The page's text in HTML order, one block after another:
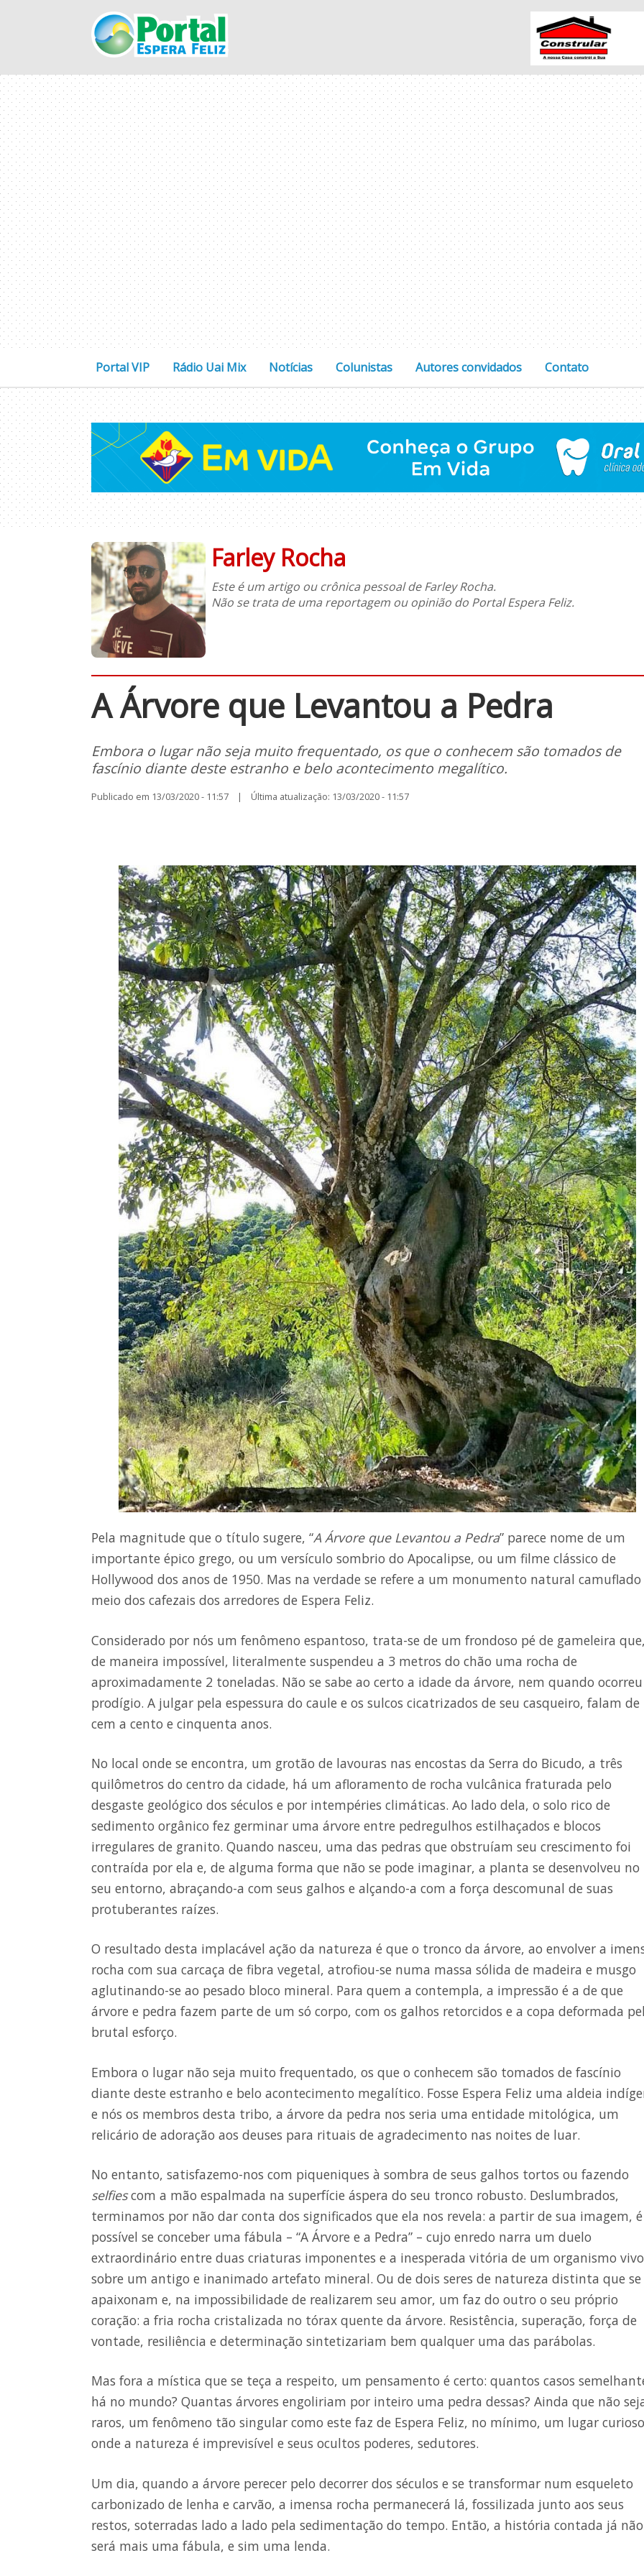
Portal VIP Rádio Uai Mix Notícias Colunistas Autores convidados Contato
Farley Rocha
Este é um artigo ou crônica pessoal de Farley Rocha.
Não se trata de uma reportagem ou opinião do Portal Espera Feliz.
A Árvore que Levantou a Pedra
Embora o lugar não seja muito frequentado, os que o conhecem são tomados de
fascínio diante deste estranho e belo acontecimento megalítico.
Publicado em 13/03/2020 - 11:57 | Última atualização: 13/03/2020 - 11:57
Pela magnitude que o título sugere, “A Árvore que Levantou a Pedra” parece nome de um
importante épico grego, ou um versículo sombrio do Apocalipse, ou um filme clássico de
Hollywood dos anos de 1950. Mas na verdade se refere a um monumento natural
meio dos cafezais dos arredores de Espera Feliz.
Considerado por nós um fenômeno espantoso, trata-se de um frondoso pé de gameleira
de maneira impossível, literalmente suspendeu a 3 metros do chão uma rocha de
aproximadamente 2 toneladas. Não se sabe ao certo a idade da árvore, nem quando
prodígio. A julgar pela espessura do caule e os sulcos cicatrizados de seu casqueiro, falam de
cem a cento e cinquenta anos.
No local onde se encontra, um grotão de lavouras nas encostas da Serra do Bicudo, a três
quilômetros do centro da cidade, há um afloramento de rocha vulcânica fraturada pelo
desgaste geológico dos séculos e por intempéries climáticas. Ao lado dela, o solo rico de
sedimento orgânico fez germinar uma árvore entre pedregulhos estilhaçados e blocos
irregulares de granito. Quando nasceu, uma das pedras que obstruíam seu crescimento foi
contraída por ela e, de alguma forma que não se pode imaginar, a planta se desenvolveu no
seu entorno, abraçando-a com seus galhos e alçando-a com a força descomunal de suas
protuberantes raízes.
O resultado desta implacável ação da natureza é que o tronco da árvore, ao envolver a
rocha com sua carcaça de fibra vegetal, atrofiou-se numa massa sólida de madeira e musgo
aglutinando-se ao pesado bloco mineral. Para quem a contempla, a impressão é a de que
árvore e pedra fazem parte de um só corpo, com os galhos retorcidos e a copa deformada
brutal esforço.
Embora o lugar não seja muito frequentado, os que o conhecem são tomados de fascínio
diante deste estranho e belo acontecimento megalítico. Fosse Espera Feliz uma aldeia
e nós os membros desta tribo, a árvore da pedra nos seria uma entidade mitológica, um
relicário de adoração aos deuses para rituais de agradecimento nas noites de luar.
No entanto, satisfazemo-nos com piqueniques à sombra de seus galhos tortos ou fazendo
selfiescom a mão espalmada na superfície áspera do seu tronco robusto. Deslumbrados,
terminamos por não dar conta dos significados que ela nos revela: a partir de sua imagem, é
possível se conceber uma fábula – “A Árvore e a Pedra” – cujo enredo narra um duelo
extraordinário entre duas criaturas imponentes e a inesperada vitória de um organismo vivo
sobre um antigo e inanimado artefato mineral. Ou de dois seres de natureza distinta que se
apaixonam e, na impossibilidade de realizarem seu amor, um faz do outro o seu próprio
coração: a fria rocha cristalizada no tórax quente da árvore. Resistência, superação, força de
vontade, resiliência e determinação sintetizariam bem qualquer uma das parábolas.
Mas fora a mística que se teça a respeito, um pensamento é certo: quantos casos
há no mundo? Quantas árvores engoliriam por inteiro uma pedra dessas? Ainda que não
raros, um fenômeno tão singular como este faz de Espera Feliz, no mínimo, um lugar
onde a natureza é imprevisível e seus ocultos poderes, sedutores.
Um dia, quando a árvore perecer pelo decorrer dos séculos e se transformar num esqueleto
carbonizado de lenha e carvão, a imensa rocha permanecerá lá, fossilizada junto aos seus
restos, soterradas lado a lado pela sedimentação do tempo. Então, a história contada já não
será mais uma fábula, e sim uma lenda.